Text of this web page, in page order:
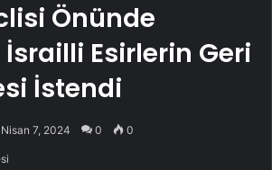
Önünde
Esirlerin Geri
İstendi
Nisan 7, 2024 0 0